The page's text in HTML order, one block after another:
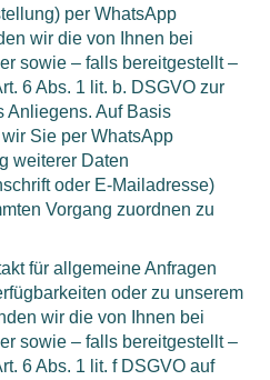
per WhatsApp
wir die von Ihnen bei
sowie – falls bereitgestellt –
6 Abs. 1 lit. b. DSGVO zur
Anliegens. Auf Basis
Sie per WhatsApp
weiterer Daten
oder E-Mailadresse)
Vorgang zuordnen zu
für allgemeine Anfragen
oder zu unserem
wir die von Ihnen bei
sowie – falls bereitgestellt –
6 Abs. 1 lit. f DSGVO auf